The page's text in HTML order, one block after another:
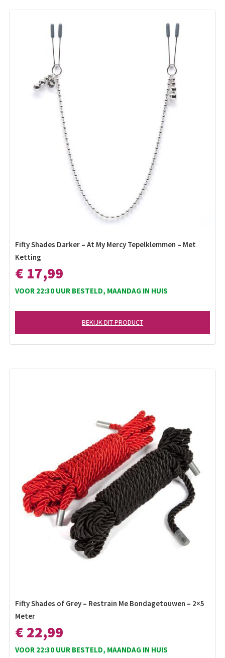
Fifty Shades Darker – At My Mercy Tepelklemmen – Met
Ketting
€ 17,99
VOOR 22:30 UUR BESTELD, MAANDAG IN HUIS
BEKIJK DIT PRODUCT
Fifty Shades of Grey – Restrain Me Bondagetouwen – 2×5
Meter
€ 22,99
VOOR 22:30 UUR BESTELD, MAANDAG IN HUIS